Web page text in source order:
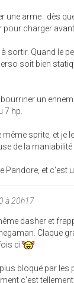
arme : dès
charger
sortir. Quand le
soit bien
un
7 hp.
sprite, et
de la
Pandore, et c'est
à 20h17
dasher et
Claque
ci
bloqué par
c'est